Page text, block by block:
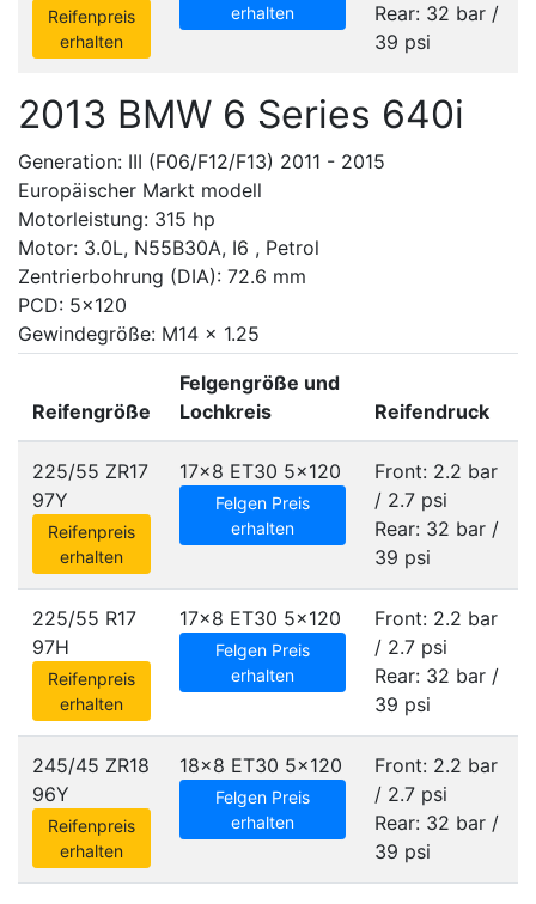
Reifenpreis
erhalten
erhalten
Rear: 32 bar /
39 psi
2013 BMW 6 Series 640i
Generation: III (F06/F12/F13) 2011 - 2015
Europäischer Markt modell
Motorleistung: 315 hp
Motor: 3.0L, N55B30A, I6 , Petrol
Zentrierbohrung (DIA): 72.6 mm
PCD: 5x120
Gewindegröße: M14 x 1.25
Reifengröße
Felgengröße und
Lochkreis
Reifendruck
225/55 ZR17
97Y
Reifenpreis
erhalten
17x8 ET30 5x120
Felgen Preis
erhalten
Front: 2.2 bar
/ 2.7 psi
Rear: 32 bar /
39 psi
225/55 R17
97H
Reifenpreis
erhalten
17x8 ET30 5x120
Felgen Preis
erhalten
Front: 2.2 bar
/ 2.7 psi
Rear: 32 bar /
39 psi
245/45 ZR18
96Y
Reifenpreis
erhalten
18x8 ET30 5x120
Felgen Preis
erhalten
Front: 2.2 bar
/ 2.7 psi
Rear: 32 bar /
39 psi